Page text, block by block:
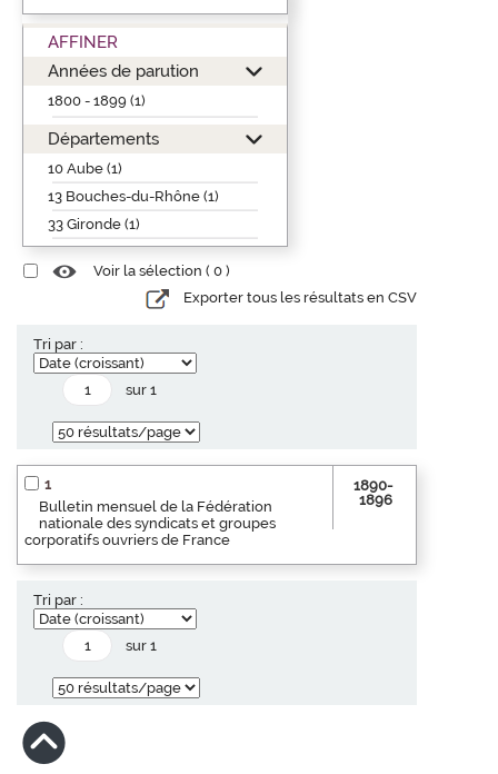
AFFINER
Années de parution
1800 - 1899 (1)
Départements
10 Aube (1)
13 Bouches-du-Rhône (1)
33 Gironde (1)
Voir la sélection ( 0 )
Exporter tous les résultats en CSV
Tri par :
sur 1
1
Bulletin mensuel de la Fédération
nationale des syndicats et groupes
corporatifs ouvriers de France
1890-
1896
Tri par :
sur 1